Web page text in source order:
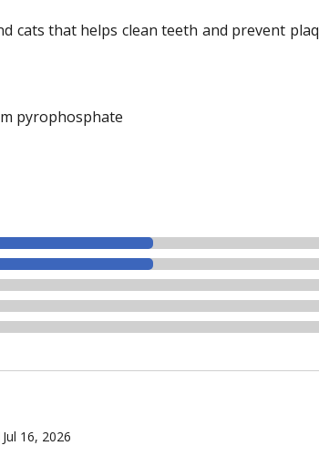
cats that helps clean teeth and prevent
pyrophosphate
Jul 16, 2026